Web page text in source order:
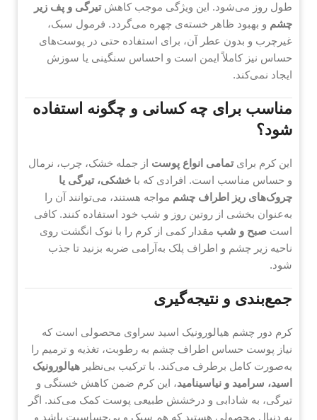
طول روز می‌شود. این ویژگی موجب کاهشتیرگی و پف زیر
چشم و بهبود ظاهر خسته‌ی چهره می‌گردد. فرمول سبک،
غیرچرب و بدون عطر آن، برای استفاده حتی در پوست‌های
حساس نیز کاملاً ایمن است و احساس سنگینی یا سوزش
ایجاد نمی‌کند.
مناسب برای چه کسانی و چگونه استفاده
شود؟
این کرم برایتمامی انواع پوست از جمله خشک، چرب، نرمال
و حساس مناسب است. افرادی که با خشکی، تیرگی یا
چروک‌های ریز اطراف چشم مواجه هستند، می‌توانند آن را
به‌عنوان بخشی از روتین روز و شب خود استفاده کنند. کافی
است صبح و شب مقدار کمی از کرم را با نوک انگشت روی
ناحیه زیر چشم و اطراف پلک به‌آرامی ضربه بزنید تا جذب
شود.
جمع‌بندی و نتیجه‌گیری
کرم دور چشم هیالورونیک اسید سراوی محصولی است که
نیاز پوست حساس اطراف چشم به رطوبت، تغذیه و ترمیم را
به‌صورت کامل برطرف می‌کند. با ترکیب بی‌نظیر هیالورونیک
اسید، سرامید و نیاسینامید، این کرم ضمن کاهش خستگی و
تیرگی، به شادابی و درخشش طبیعی پوست کمک می‌کند. اگر
به دنبال محصولی هستید که هم سبک و بی‌حساسیت باشد و